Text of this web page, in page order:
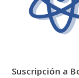
Suscripción a